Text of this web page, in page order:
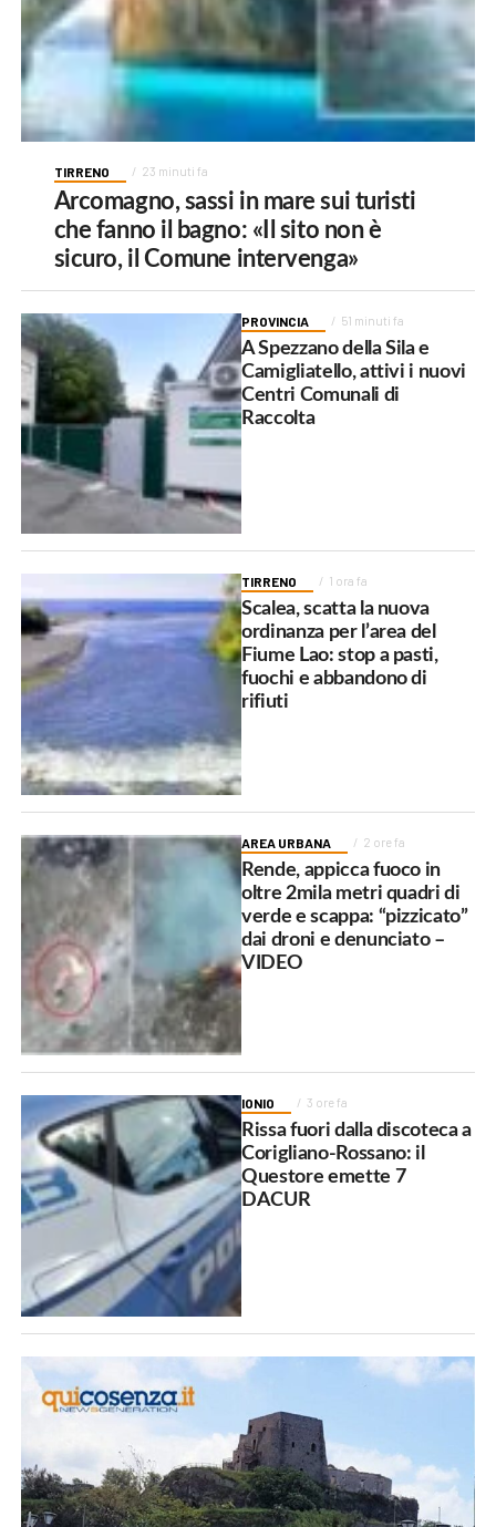
TIRRENO 23 minuti fa
Arcomagno, sassi in mare sui turisti
che fanno il bagno: «Il sito non è
sicuro, il Comune intervenga»
PROVINCIA 51 minuti fa
A Spezzano della Sila e
Camigliatello, attivi i nuovi
Centri Comunali di
Raccolta
TIRRENO 1 ora fa
Scalea, scatta la nuova
ordinanza per l’area del
Fiume Lao: stop a pasti,
fuochi e abbandono di
rifiuti
AREA URBANA 2 ore fa
Rende, appicca fuoco in
oltre 2mila metri quadri di
verde e scappa: “pizzicato”
dai droni e denunciato –
VIDEO
IONIO 3 ore fa
Rissa fuori dalla discoteca a
Corigliano-Rossano: il
Questore emette 7
DACUR